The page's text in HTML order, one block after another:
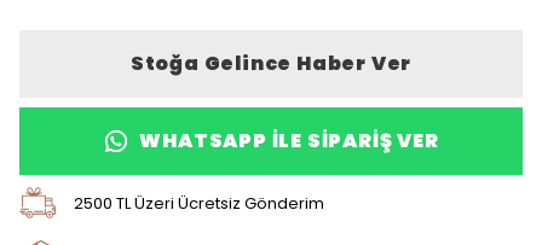
Stoğa Gelince Haber Ver
WHATSAPP ILE SIPARIŞ VER
2500 TL Üzeri Ücretsiz Gönderim